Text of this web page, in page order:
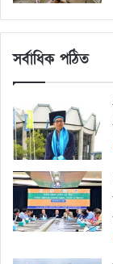
সর্বাধিক পঠিত